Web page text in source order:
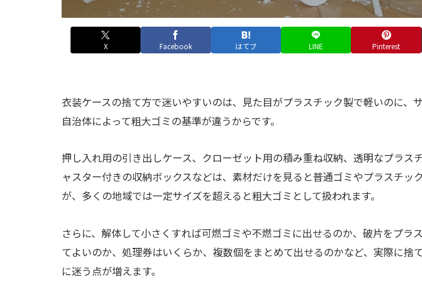
X Facebook はてブ LINE Pinterest
衣装ケースの捨て方で迷いやすいのは、見た目がプラスチック製で軽いのに、サ
自治体によって粗大ゴミの基準が違うからです。
押し入れ用の引き出しケース、クローゼット用の積み重ね収納、透明なプラス
ャスター付きの収納ボックスなどは、素材だけを見ると普通ゴミやプラスチッ
が、多くの地域では一定サイズを超えると粗大ゴミとして扱われます。
さらに、解体して小さくすれば可燃ゴミや不燃ゴミに出せるのか、破片をプラ
てよいのか、処理券はいくらか、複数個をまとめて出せるのかなど、実際に捨
に迷う点が増えます。